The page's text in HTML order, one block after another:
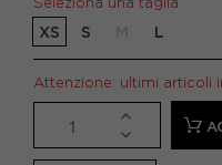
XS S L
Attenzione: ultimi articoli